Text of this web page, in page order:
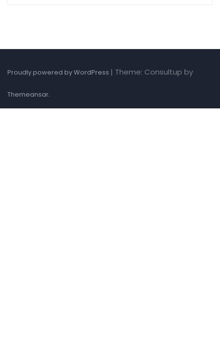
Proudly powered by WordPress | Theme: Consultup by
Themeansar.